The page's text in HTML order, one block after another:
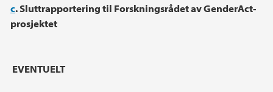
c. Sluttrapportering til Forskningsrådet av GenderAct-
prosjektet
EVENTUELT